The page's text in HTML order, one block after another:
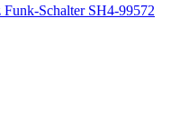
Schalter SH4-99572